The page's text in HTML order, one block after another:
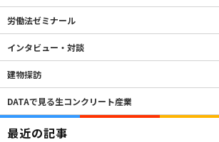
労働法ゼミナール
インタビュー・対談
建物探訪
DATAで見る生コンクリート産業
最近の記事